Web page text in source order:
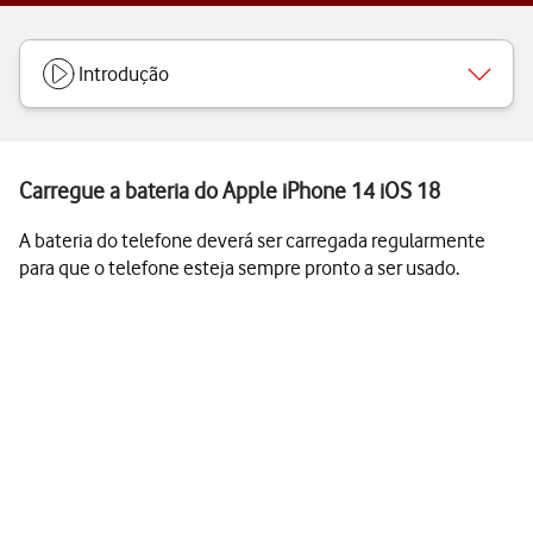
Introdução
Carregue a bateria do Apple iPhone 14 iOS 18
A bateria do telefone deverá ser carregada regularmente
para que o telefone esteja sempre pronto a ser usado.